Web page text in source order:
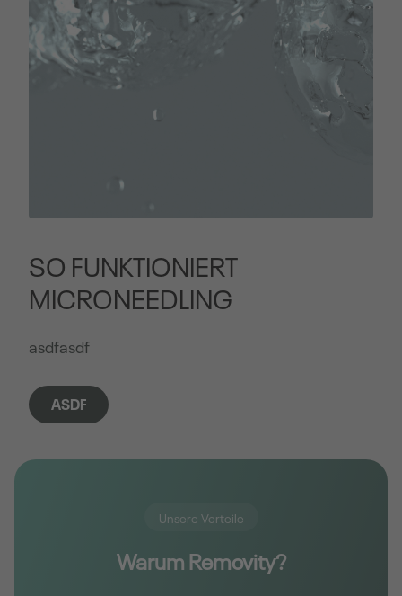
SO FUNKTIONIERT
MICRONEEDLING
asdfasdf
ASDF
Unsere Vorteile
Warum Removity?